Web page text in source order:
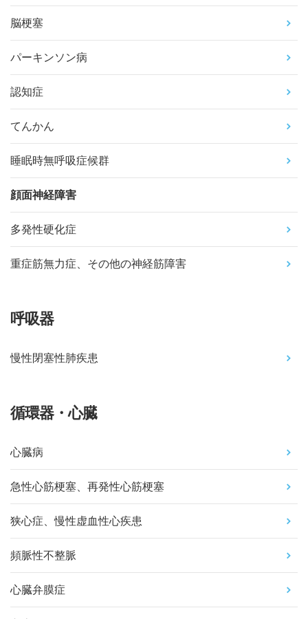
脳梗塞
パーキンソン病
認知症
てんかん
睡眠時無呼吸症候群
顔面神経障害
多発性硬化症
重症筋無力症、その他の神経筋障害
呼吸器
慢性閉塞性肺疾患
循環器・心臓
心臓病
急性心筋梗塞、再発性心筋梗塞
狭心症、慢性虚血性心疾患
頻脈性不整脈
心臓弁膜症